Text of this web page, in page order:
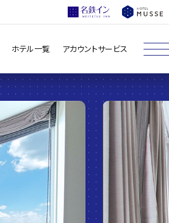
ホテル一覧 アカウントサービス